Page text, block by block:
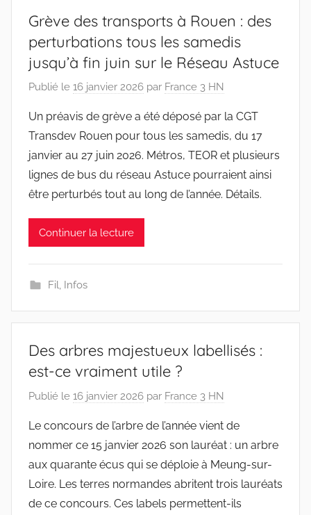
Grève des transports à Rouen : des
perturbations tous les samedis
jusqu’à fin juin sur le Réseau Astuce
Publié le 16 janvier 2026 par France 3 HN
Un préavis de grève a été déposé par la CGT
Transdev Rouen pour tous les samedis, du 17
janvier au 27 juin 2026. Métros, TEOR et plusieurs
lignes de bus du réseau Astuce pourraient ainsi
être perturbés tout au long de l’année. Détails.
Continuer la lecture
Fil, Infos
Des arbres majestueux labellisés :
est-ce vraiment utile ?
Publié le 16 janvier 2026 par France 3 HN
Le concours de l’arbre de l’année vient de
nommer ce 15 janvier 2026 son lauréat : un arbre
aux quarante écus qui se déploie à Meung-sur-
Loire. Les terres normandes abritent trois lauréats
de ce concours. Ces labels permettent-ils